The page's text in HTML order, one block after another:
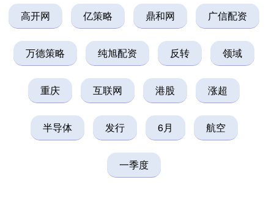
高开网 亿策略 鼎和网 广信配资
万德策略 纯旭配资 反转 领域
重庆 互联网 港股 涨超
半导体 发行 6月 航空
一季度